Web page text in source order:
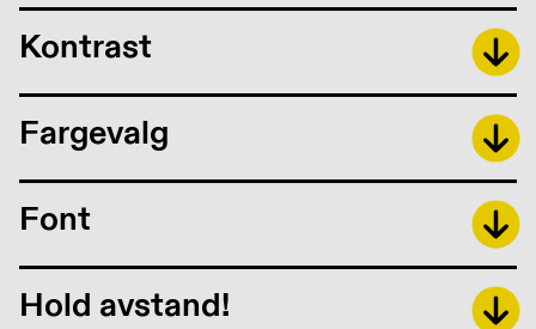
Kontrast
Fargevalg
Font
Hold avstand!